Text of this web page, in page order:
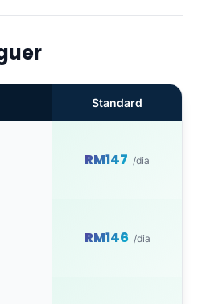
Standard
RM147 /dia
RM146 /dia